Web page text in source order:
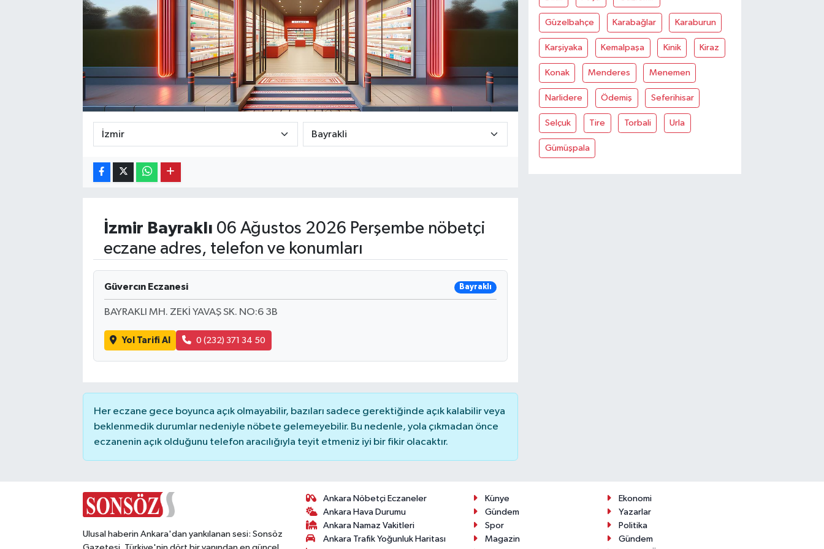
İzmir Bayraklı 06 Ağustos 2026 Perşembe nöbetçi
eczane adres, telefon ve konumları
Güvercın Eczanesi Bayraklı
BAYRAKLI MH. ZEKİ YAVAŞ SK. NO:6 3B
Yol Tarifi Al 0 (232) 371 34 50
Her eczane gece boyunca açık olmayabilir, bazıları sadece gerektiğinde açık kalabilir veya
beklenmedik durumlar nedeniyle nöbete gelemeyebilir. Bu nedenle, yola çıkmadan önce
eczanenin açık olduğunu telefon aracılığıyla teyit etmeniz iyi bir fikir olacaktır.
Güzelbahçe Karabağlar Karaburun
Karşiyaka Kemalpaşa Kinik Kiraz
Konak Menderes Menemen
Narlidere Ödemiş Seferihisar
Selçuk Tire Torbali Urla
Gümüşpala
Ulusal haberin Ankara'dan yankılanan sesi: Sonsöz
Ankara Nöbetçi Eczaneler
Ankara Hava Durumu
Ankara Namaz Vakitleri
Ankara Trafik Yoğunluk Haritası
Künye
Ekonomi
Gündem
Yazarlar
Spor
Politika
Magazin
Gündem
Kültür & Sanat
Sokak Hayvanlarını Sahiplendirme
Sonsöz Özel